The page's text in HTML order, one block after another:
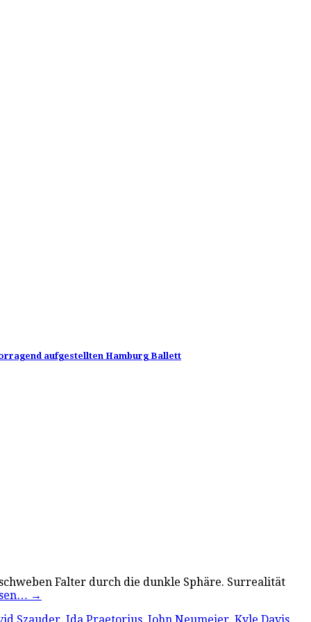
aufgestellten Hamburg Ballett
Falter durch die dunkle Sphäre. Surrealität
→